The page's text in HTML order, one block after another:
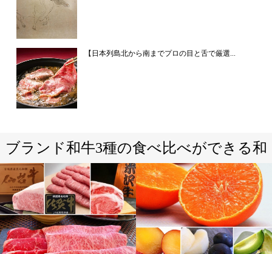
【日本列島北から南までプロの目と舌で厳選...
ブランド和牛3種の食べ比べができる和
牛すきやき専門店